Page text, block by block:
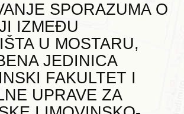
SPORAZUMA O
IZMEĐU
U MOSTARU,
JEDINICA
FAKULTET I
UPRAVE ZA